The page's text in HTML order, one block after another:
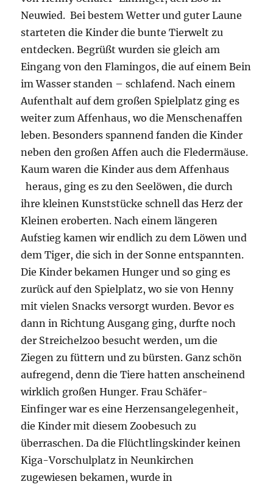
Neuwied. Bei bestem Wetter und guter Laune
starteten die Kinder die bunte Tierwelt zu
entdecken. Begrüßt wurden sie gleich am
Eingang von den Flamingos, die auf einem Bein
im Wasser standen – schlafend. Nach einem
Aufenthalt auf dem großen Spielplatz ging es
weiter zum Affenhaus, wo die Menschenaffen
leben. Besonders spannend fanden die Kinder
neben den großen Affen auch die Fledermäuse.
Kaum waren die Kinder aus dem Affenhaus
heraus, ging es zu den Seelöwen, die durch
ihre kleinen Kunststücke schnell das Herz der
Kleinen eroberten. Nach einem längeren
Aufstieg kamen wir endlich zu dem Löwen und
dem Tiger, die sich in der Sonne entspannten.
Die Kinder bekamen Hunger und so ging es
zurück auf den Spielplatz, wo sie von Henny
mit vielen Snacks versorgt wurden. Bevor es
dann in Richtung Ausgang ging, durfte noch
der Streichelzoo besucht werden, um die
Ziegen zu füttern und zu bürsten. Ganz schön
aufregend, denn die Tiere hatten anscheinend
wirklich großen Hunger. Frau Schäfer-
Einfinger war es eine Herzensangelegenheit,
die Kinder mit diesem Zoobesuch zu
überraschen. Da die Flüchtlingskinder keinen
Kiga-Vorschulplatz in Neunkirchen
zugewiesen bekamen, wurde in